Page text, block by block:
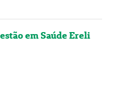
em Saúde Ereli